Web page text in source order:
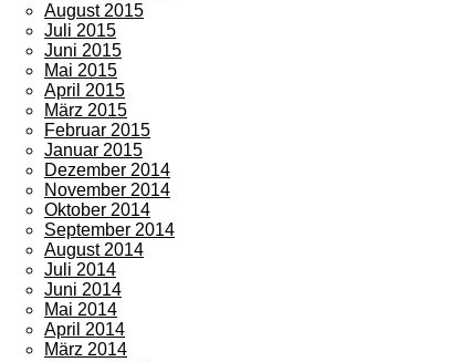
August 2015
Juli 2015
Juni 2015
Mai 2015
April 2015
März 2015
Februar 2015
Januar 2015
Dezember 2014
November 2014
Oktober 2014
September 2014
August 2014
Juli 2014
Juni 2014
Mai 2014
April 2014
März 2014